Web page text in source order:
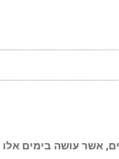
אשר עושה בימים